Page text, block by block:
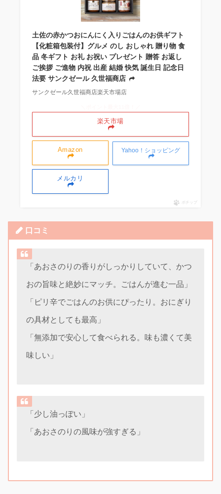
土佐の赤かつおにんにく入りごはんのお供ギフト
【化粧箱包装付】グルメ のし おしゃれ 贈り物 食
品 冬ギフト お礼 お祝い プレゼント 贈答 お返し
ご挨拶 ご進物 内祝 出産 結婚 快気 誕生日 記念日
法要 サンクゼール 久世福商店
サンクゼール久世福商店楽天市場店
Amazon
楽天市場
Yahoo！ショッピング
メルカリ
ポチップ
口コミ
「あおさのりの香りがしっかりしていて、かつ
おの旨味と絶妙にマッチ。ごはんが進む一品」
「ピリ辛でごはんのお供にぴったり。おにぎり
の具材としても最高」
「無添加で安心して食べられる。味も濃くて美
味しい」
「少し油っぽい」
「あおさのりの風味が強すぎる」